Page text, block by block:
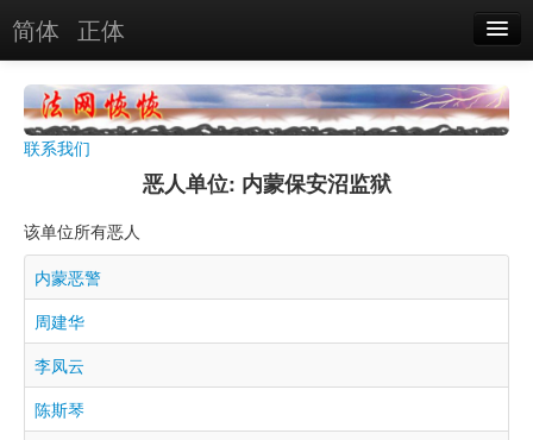
简体 正体
恶报实例
恶人单位
单位图片
搜索
关于
联系我们
恶人单位: 内蒙保安沼监狱
该单位所有恶人
内蒙恶警
周建华
李凤云
陈斯琴